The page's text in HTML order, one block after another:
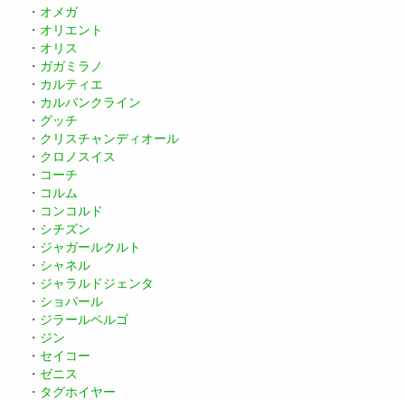
・ オメガ
・ オリエント
・ オリス
・ ガガミラノ
・ カルティエ
・ カルバンクライン
・ グッチ
・ クリスチャンディオール
・ クロノスイス
・ コーチ
・ コルム
・ コンコルド
・ シチズン
・ ジャガールクルト
・ シャネル
・ ジャラルドジェンタ
・ ショパール
・ ジラールペルゴ
・ ジン
・ セイコー
・ ゼニス
・ タグホイヤー